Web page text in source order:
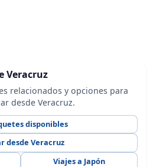
Veracruz
relacionados y opciones para
desde Veracruz.
disponibles
desde Veracruz
Viajes a Japón